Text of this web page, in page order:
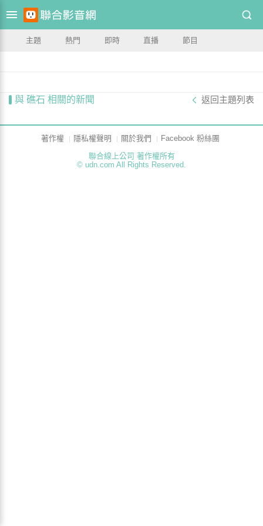
主題 熱門 即時 直播 節目
與 礁石 相關的新聞 返回主題列表
著作權 隱私權聲明 關於我們
Facebook 粉絲團
聯合線上公司 著作權所有
© udn.com All Rights Reserved.